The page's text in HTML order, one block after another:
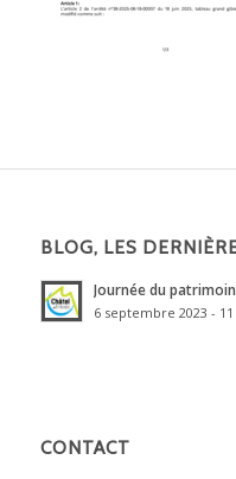
BLOG, LES
Journée du
6 septembre 2023 -
CONTACT